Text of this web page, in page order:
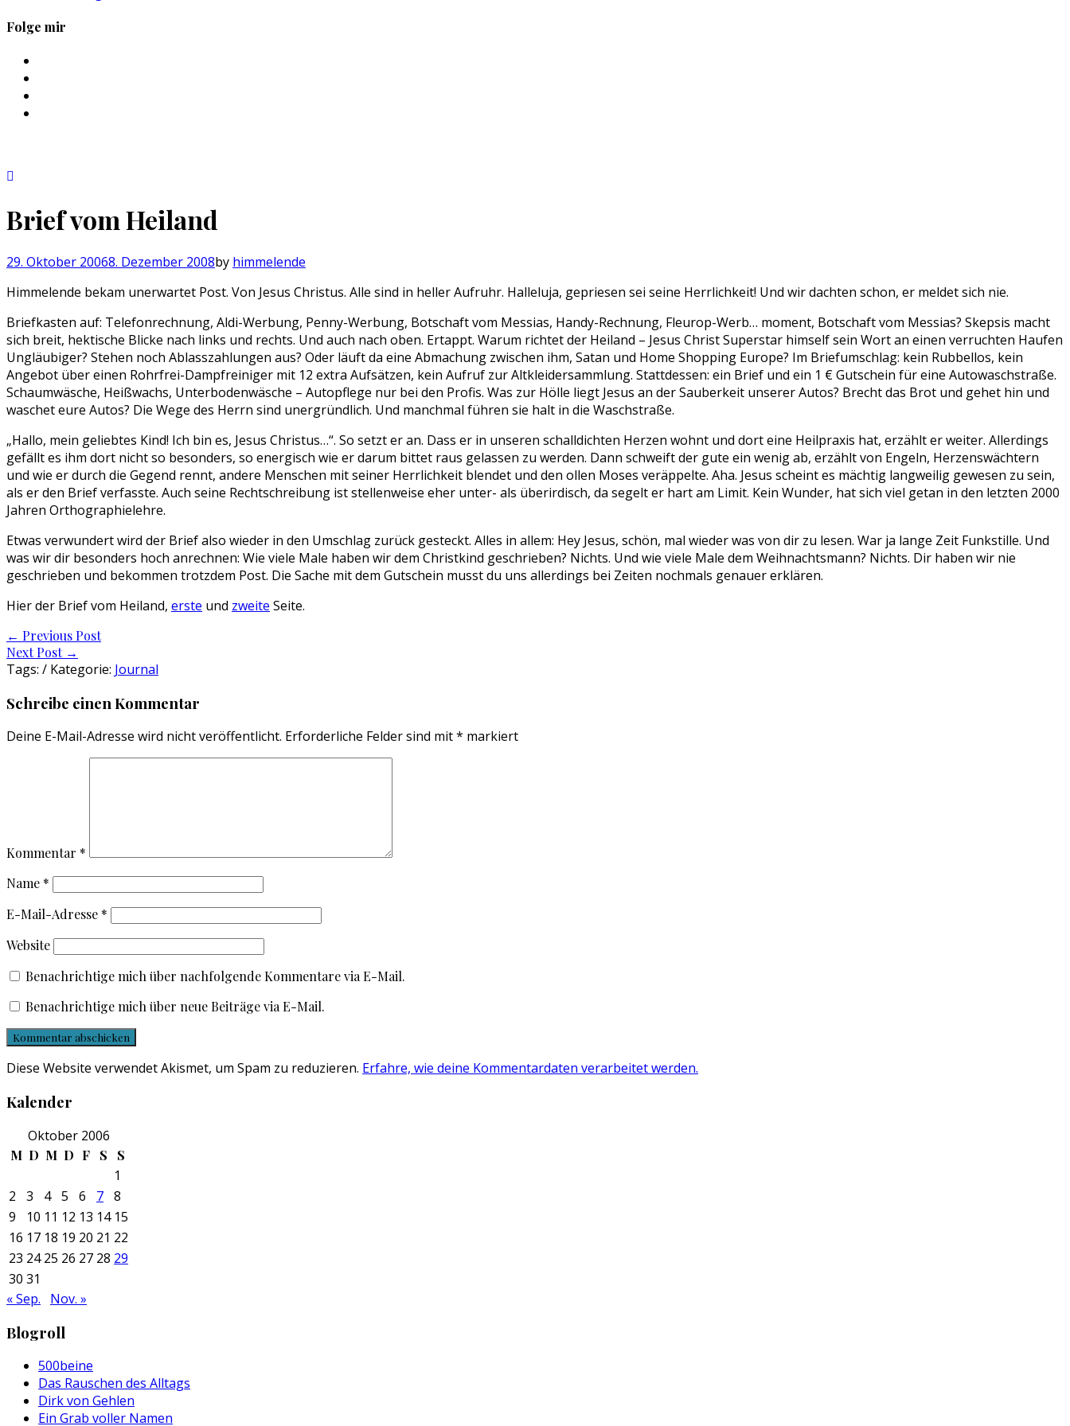
Folge mir
Brief vom Heiland
29. Oktober 20068. Dezember 2008by himmelende
Himmelende bekam unerwartet Post. Von Jesus Christus. Alle sind in heller Aufruhr. Halleluja, gepriesen sei seine Herrlichkeit! Und wir dachten schon, er meldet sich nie.
Briefkasten auf: Telefonrechnung, Aldi-Werbung, Penny-Werbung, Botschaft vom Messias, Handy-Rechnung, Fleurop-Werb… moment, Botschaft vom Messias? Skepsis macht
sich breit, hektische Blicke nach links und rechts. Und auch nach oben. Ertappt. Warum richtet der Heiland – Jesus Christ Superstar himself sein Wort an einen verruchten Haufen
Ungläubiger? Stehen noch Ablasszahlungen aus? Oder läuft da eine Abmachung zwischen ihm, Satan und Home Shopping Europe? Im Briefumschlag: kein Rubbellos, kein
Angebot über einen Rohrfrei-Dampfreiniger mit 12 extra Aufsätzen, kein Aufruf zur Altkleidersammlung. Stattdessen: ein Brief und ein 1 € Gutschein für eine Autowaschstraße.
Schaumwäsche, Heißwachs, Unterbodenwäsche – Autopflege nur bei den Profis. Was zur Hölle liegt Jesus an der Sauberkeit unserer Autos? Brecht das Brot und gehet hin und
waschet eure Autos? Die Wege des Herrn sind unergründlich. Und manchmal führen sie halt in die Waschstraße.
„Hallo, mein geliebtes Kind! Ich bin es, Jesus Christus…“. So setzt er an. Dass er in unseren schalldichten Herzen wohnt und dort eine Heilpraxis hat, erzählt er weiter. Allerdings
gefällt es ihm dort nicht so besonders, so energisch wie er darum bittet raus gelassen zu werden. Dann schweift der gute ein wenig ab, erzählt von Engeln, Herzenswächtern
und wie er durch die Gegend rennt, andere Menschen mit seiner Herrlichkeit blendet und den ollen Moses veräppelte. Aha. Jesus scheint es mächtig langweilig gewesen zu sein,
als er den Brief verfasste. Auch seine Rechtschreibung ist stellenweise eher unter- als überirdisch, da segelt er hart am Limit. Kein Wunder, hat sich viel getan in den letzten 2000
Jahren Orthographielehre.
Etwas verwundert wird der Brief also wieder in den Umschlag zurück gesteckt. Alles in allem: Hey Jesus, schön, mal wieder was von dir zu lesen. War ja lange Zeit Funkstille. Und
was wir dir besonders hoch anrechnen: Wie viele Male haben wir dem Christkind geschrieben? Nichts. Und wie viele Male dem Weihnachtsmann? Nichts. Dir haben wir nie
geschrieben und bekommen trotzdem Post. Die Sache mit dem Gutschein musst du uns allerdings bei Zeiten nochmals genauer erklären.
Hier der Brief vom Heiland, erste und zweite Seite.
Post
navigation
← Previous Post
Next Post →
Tags: / Kategorie: Journal
Schreibe einen Kommentar
Deine E-Mail-Adresse wird nicht veröffentlicht. Erforderliche Felder sind mit* markiert
Kommentar *
Name *
E-Mail-Adresse *
Website
Benachrichtige mich über nachfolgende Kommentare via E-Mail.
Benachrichtige mich über neue Beiträge via E-Mail.
Diese Website verwendet Akismet, um Spam zu reduzieren. Erfahre, wie deine Kommentardaten verarbeitet werden.
Kalender
Oktober 2006
M D M D F S S
1
2
3 4 5 6 7 8
9
10 11 12 13 14 15
16 17 18 19 20 21 22
23 24 25 26 27 28 29
30 31
« Sep.
Nov. »
Blogroll
500beine
Das Rauschen des Alltags
Dirk von Gehlen
Ein Grab voller Namen